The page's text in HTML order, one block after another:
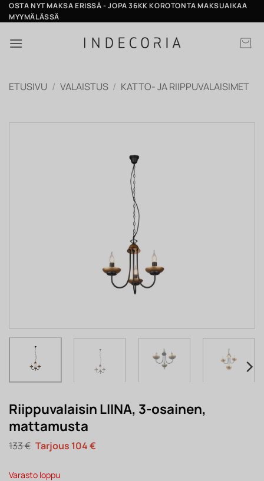
Skip
to
OSTA NYT MAKSA ERISSÄ - JOPA 36KK KOROTONTA MAKSUAIKAA
MYYMÄLÄSSÄ
ETUSIVU / VALAISTUS / KATTO- JA RIIPPUVALAISIMET
Riippuvalaisin LIINA, 3-osainen,
mattamusta
133€ Alkuperäinen
hinta
133 €.
104€Nykyinen
Varasto loppu